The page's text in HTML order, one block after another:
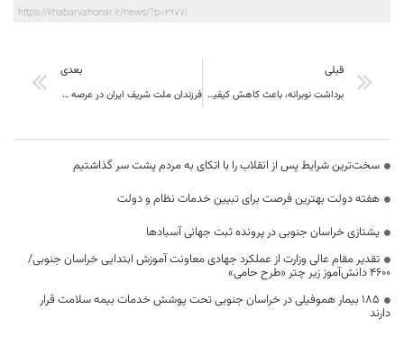
https://khabarvahonar.ir/news/?p=29771
قبلی
برداشت نوبرانه، باعث کاهش کیفیت زرشک
بعدی
فرزندان ملت شریف ایران در عرصه دفاع هوایی همواره در حال اجرای ماموریت هستند
سخت‌ترین شرایط پس از انقلاب را با اتکای به مردم پشت سر گذاشتیم
هفته دولت بهترین فرصت برای تبیین خدمات نظام و دولت
یشتازی خراسان جنوبی در پرونده ثبت جهانی آسبادها
تقدیر مقام عالی وزارت از عملکرد جهادی معاونت آموزش ابتدایی خراسان جنوبی/
۴۶۰۰ دانش‌آموز زیر چتر «طرح حامی»
۱۸۵ بیمار هموفیلی در خراسان جنوبی تحت پوشش خدمات بیمه سلامت قرار
دارند